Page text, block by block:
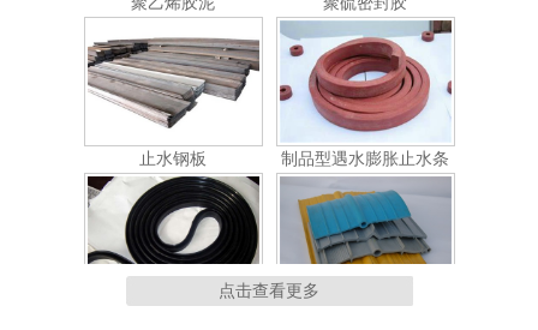
止水钢板 制品型遇水膨胀止水条
腻子型遇水膨胀止水条 橡塑止水带
点击查看更多